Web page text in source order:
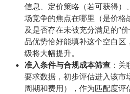
信息、定价策略（若可获得）
场竞争的焦点在哪里（是价格
及是否存在未被充分满足的“
品优势恰好能填补这个空白区
级将大幅提升。
准入条件与合规成本筛查 ：
要求数据，初步评估进入该市
周期和费用），作为匹配度评